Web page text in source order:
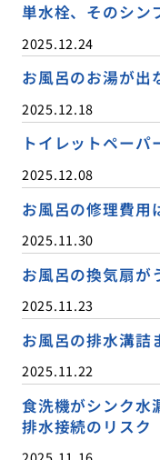
単水栓、そのシン
2025.12.24
お風呂のお湯が出
2025.12.18
トイレットペーパ
2025.12.08
お風呂の修理費用
2025.11.30
お風呂の換気扇が
2025.11.23
お風呂の排水溝詰
2025.11.22
食洗機がシンク水
排水接続のリスク